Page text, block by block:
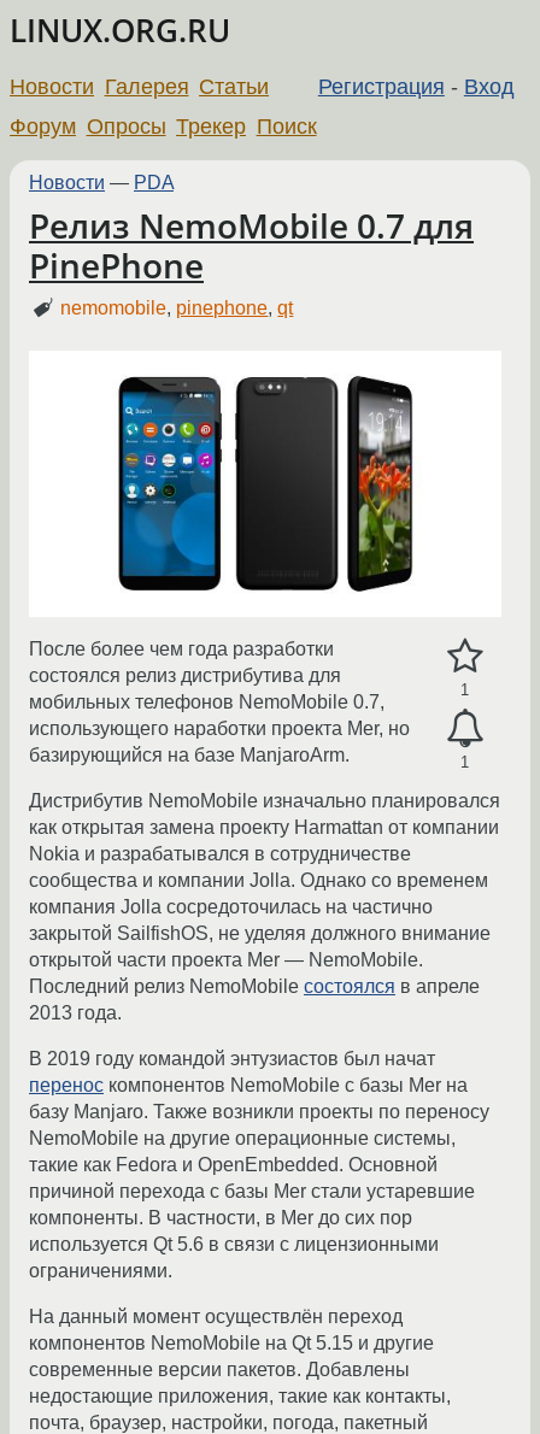
LINUX.ORG.RU
Регистрация - Вход
Новости Галерея Статьи
Форум Опросы Трекер Поиск
Новости — PDA
Релиз NemoMobile 0.7 для
PinePhone
nemomobile, pinephone,qt
1
1
После более чем года разработки
состоялся релиз дистрибутива для
мобильных телефонов NemoMobile 0.7,
использующего наработки проекта Mer, но
базирующийся на базе ManjaroArm.
Дистрибутив NemoMobile изначально планировался
как открытая замена проекту Harmattan от компании
Nokia и разрабатывался в сотрудничестве
сообщества и компании Jolla. Однако со временем
компания Jolla сосредоточилась на частично
закрытой SailfishOS, не уделяя должного внимание
открытой части проекта Mer — NemoMobile.
Последний релиз NemoMobile состоялся в апреле
2013 года.
В 2019 году командой энтузиастов был начат
перенос компонентов NemoMobile с базы Mer на
базу Manjaro. Также возникли проекты по переносу
NemoMobile на другие операционные системы,
такие как Fedora и OpenEmbedded. Основной
причиной перехода с базы Mer стали устаревшие
компоненты. В частности, в Mer до сих пор
используется Qt 5.6 в связи с лицензионными
ограничениями.
На данный момент осуществлён переход
компонентов NemoMobile на Qt 5.15 и другие
современные версии пакетов. Добавлены
недостающие приложения, такие как контакты,
почта, браузер, настройки, погода, пакетный